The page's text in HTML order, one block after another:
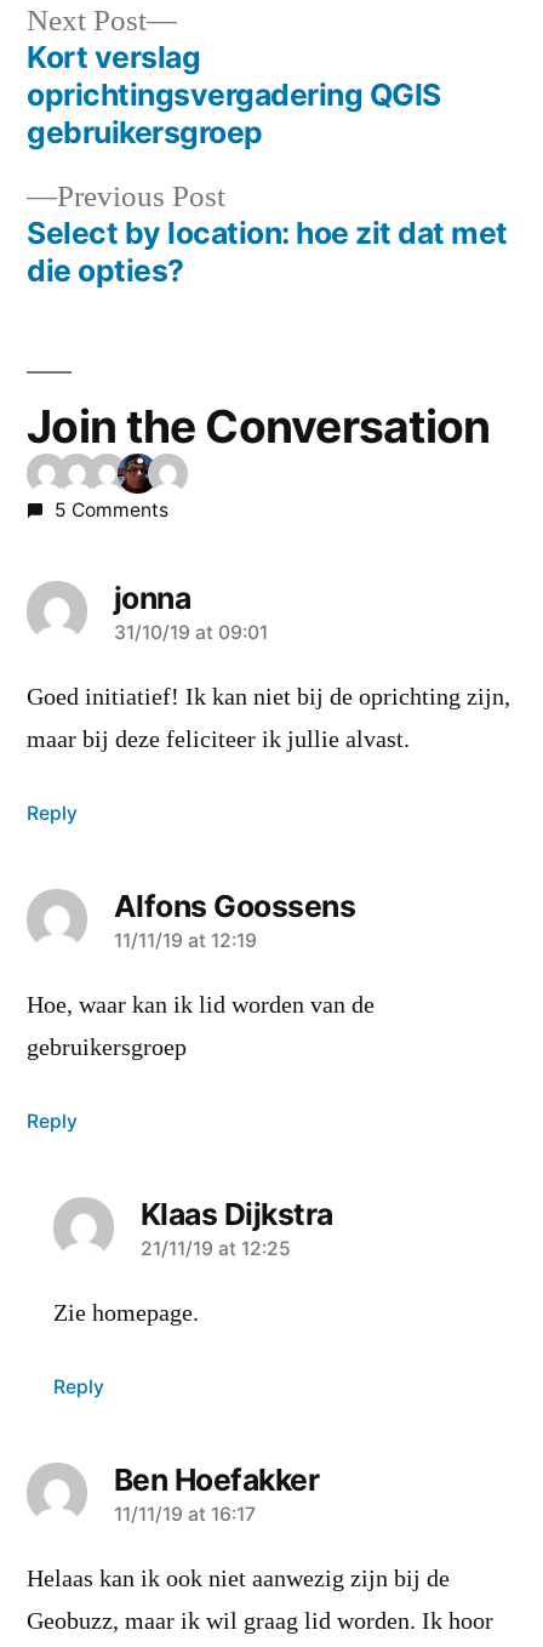
Post
navigation
Previous PostPrevious
post:
Select by location: hoe zit dat met
die opties?
Next Post
Next
post:
Kort verslag
oprichtingsvergadering QGIS
gebruikersgroep
Join the Conversation
5 Comments
jonna
says:
31/10/19 at 09:01
Goed initiatief! Ik kan niet bij de oprichting zijn,
maar bij deze feliciteer ik jullie alvast.
Reply
Alfons Goossens
says:
11/11/19 at 12:19
Hoe, waar kan ik lid worden van de
gebruikersgroep
Reply
Klaas Dijkstra
says:
21/11/19 at 12:25
Zie homepage.
Reply
Ben Hoefakker
says:
11/11/19 at 16:17
Helaas kan ik ook niet aanwezig zijn bij de
Geobuzz, maar ik wil graag lid worden. Ik hoor